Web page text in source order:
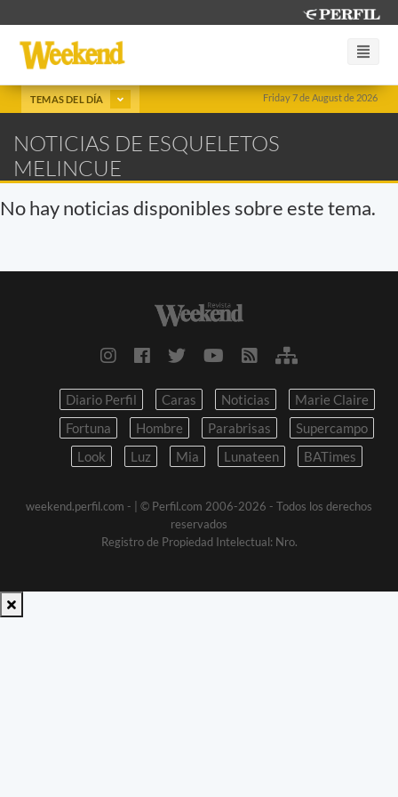
Friday 7 de August de 2026
TEMAS DEL DÍA
NOTICIAS DE ESQUELETOS
MELINCUE
No hay noticias disponibles sobre este tema.
Diario Perfil Caras Noticias
Marie Claire
Fortuna
Hombre Parabrisas
Supercampo
Look
Luz Mia Lunateen BATimes
weekend.perfil.com -
| © Perfil.com 2006-2026 - Todos los derechos
reservados
Registro de Propiedad Intelectual: Nro.